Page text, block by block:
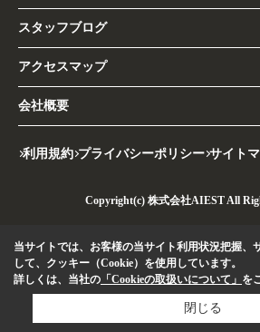
スタッフブログ
アクセスマップ
会社概要
利用規約 プライバシーポリシー サイト
Copyright(c) 株式会社AIEST All
当サイトでは、お客様の当サイト利用状況把握、
して、クッキー（Cookie）を使用しています。
詳しくは、当社の 「Cookieの取扱いについて」 を
閉じる